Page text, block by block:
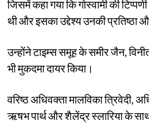
जिसमें कहा गया कि गोस्वामी की
थी और इसका उद्देश्य उनकी प्रतिष्ठा
उन्होंने टाइम्स समूह के समीर जैन,
भी मुकदमा दायर किया।
वरिष्ठ अधिवक्ता मालविका त्रिवेदी,
ऋषभ पार्थ और शैलेंद्र स्लारिया के